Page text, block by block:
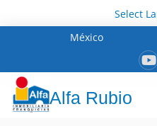
Select
México
Alfa Rubio